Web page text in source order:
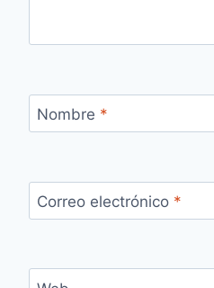
Nombre *
Correo electrónico *